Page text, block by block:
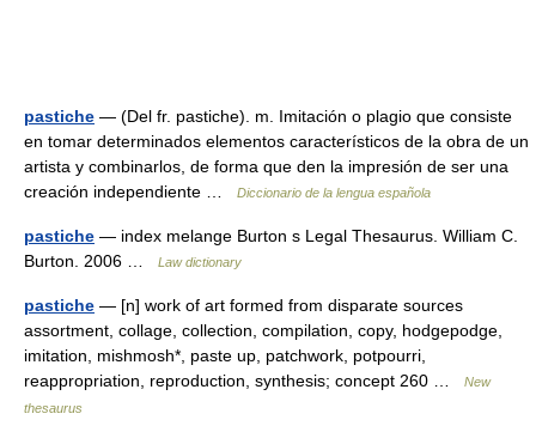
pastiche — (Del fr. pastiche). m. Imitación o plagio que consiste
en tomar determinados elementos característicos de la obra de un
artista y combinarlos, de forma que den la impresión de ser una
creación independiente …
Diccionario de la lengua española
pastiche — index melange Burton s Legal Thesaurus. William C.
Burton. 2006 …
Law dictionary
pastiche — [n] work of art formed from disparate sources
assortment, collage, collection, compilation, copy, hodgepodge,
imitation, mishmosh*, paste up, patchwork, potpourri,
reappropriation, reproduction, synthesis; concept 260 …
New
thesaurus